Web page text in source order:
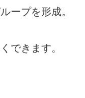
ープを形成。
できます。